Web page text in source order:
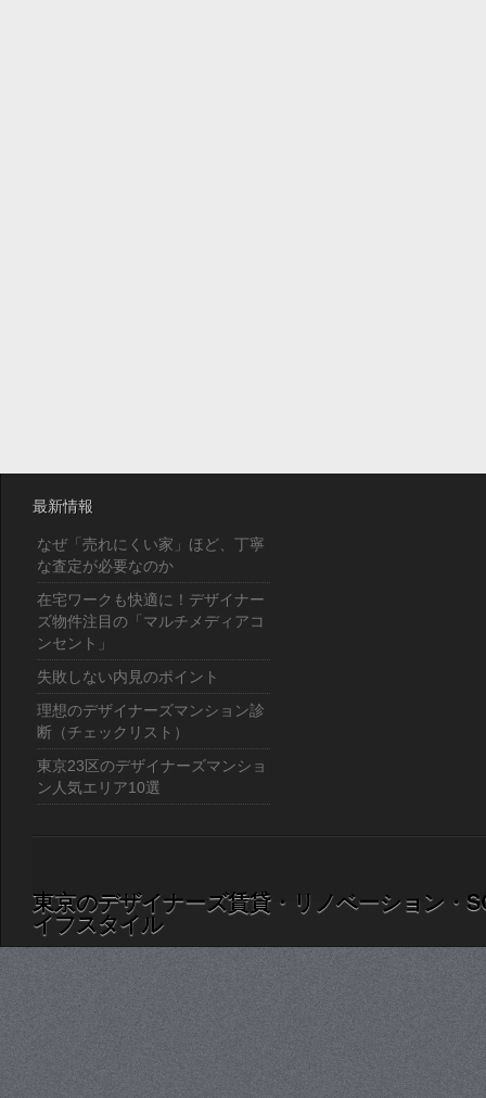
最新情報
なぜ「売れにくい家」ほど、丁寧
な査定が必要なのか
在宅ワークも快適に！デザイナー
ズ物件注目の「マルチメディアコ
ンセント」
失敗しない内見のポイント
理想のデザイナーズマンション診
断（チェックリスト）
東京23区のデザイナーズマンショ
ン人気エリア10選
東京のデザイナーズ賃貸・リノベーション・
イフスタイル